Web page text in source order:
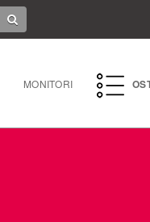
MONITORI